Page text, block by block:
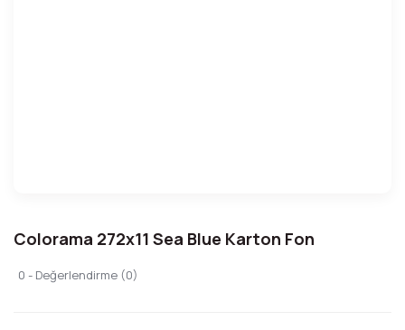
Colorama 272x11 Sea Blue Karton Fon
0 - Değerlendirme (0)